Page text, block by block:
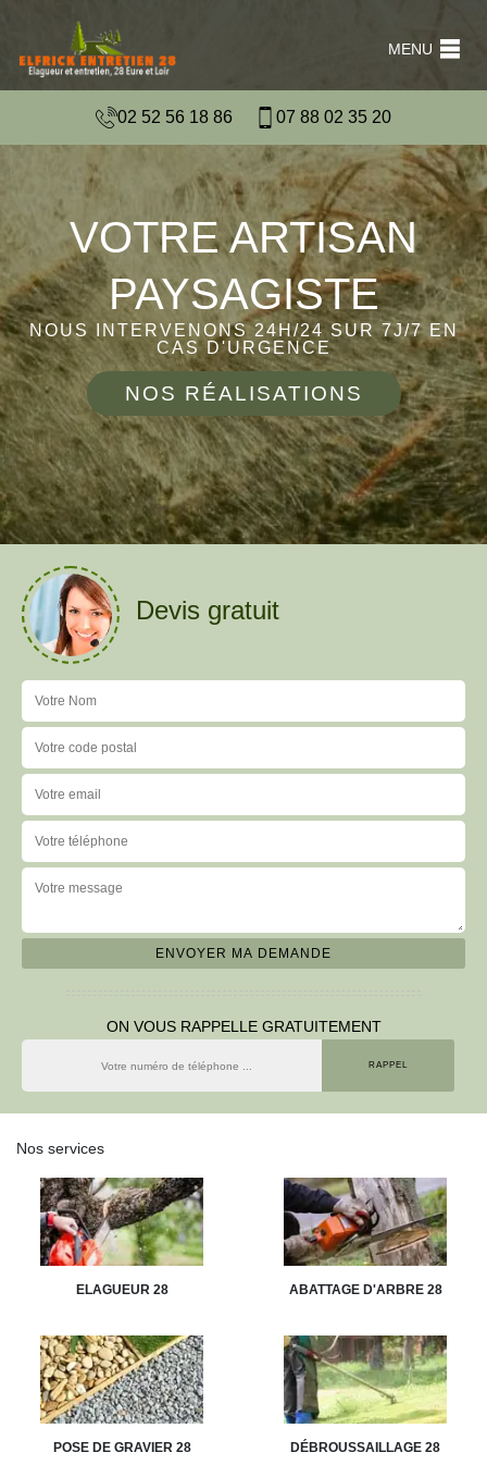
MENU
02 52 56 18 86 07 88 02 35 20
VOTRE ARTISAN
PAYSAGISTE
NOUS INTERVENONS 24H/24 SUR 7J/7 EN
CAS D'URGENCE
NOS RÉALISATIONS
Devis gratuit
ON VOUS RAPPELLE GRATUITEMENT
Nos services
ELAGUEUR 28 ABATTAGE D'ARBRE 28
POSE DE GRAVIER 28 DÉBROUSSAILLAGE 28